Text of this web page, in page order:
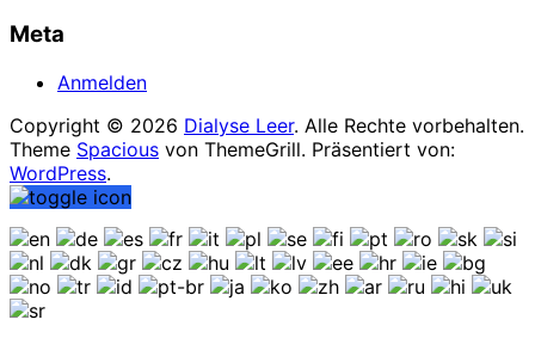
Meta
Anmelden
Copyright © 2026 Dialyse Leer. Alle Rechte vorbehalten.
Theme Spacious von ThemeGrill. Präsentiert von:
WordPress.